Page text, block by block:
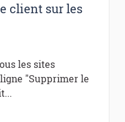
client sur les
les sites
"Supprimer le